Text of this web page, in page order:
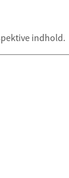
indhold.